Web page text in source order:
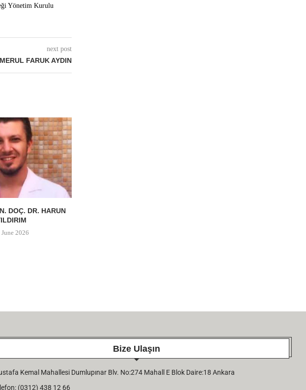
Yönetim Kurulu
next post
FARUK AYDIN
DOÇ. DR. HARUN
June 2026
Bize Ulaşın
Kemal Mahallesi Dumlupınar Blv. No:274 Mahall E Blok Daire:18 Ankara
(0312) 438 12 66